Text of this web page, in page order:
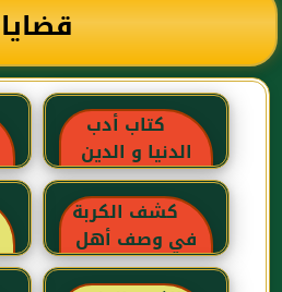
قضايا
كتاب أدب
الدنيا و الدين
للماوردي
كشف الكربة
في وصف أهل
الغربة للإبن رجب